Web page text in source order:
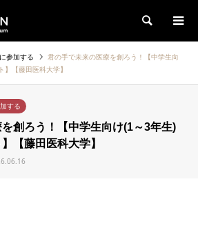
検索
参加する
君の手で未来の医療を創ろう！【中学生向
【藤田医科大学】
する
創ろう！【中学生向け(1～3年生)
【藤田医科大学】